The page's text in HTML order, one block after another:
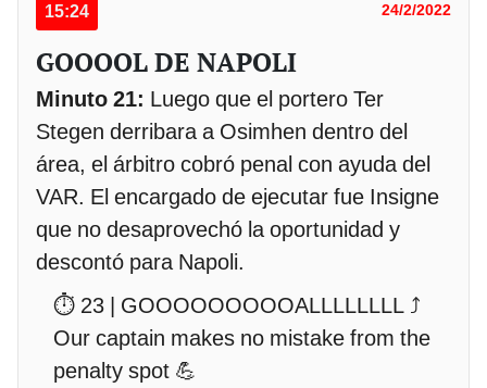
15:24 24/2/2022
GOOOOL DE NAPOLI
Minuto 21: Luego que el portero Ter
Stegen derribara a Osimhen dentro del
área, el árbitro cobró penal con ayuda del
VAR. El encargado de ejecutar fue Insigne
que no desaprovechó la oportunidad y
descontó para Napoli.
⏱ 23 | GOOOOOOOOOALLLLLLLL ⤴️
Our captain makes no mistake from the
penalty spot 💪